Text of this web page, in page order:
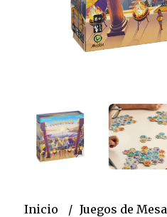
Inicio Juegos de Mesa